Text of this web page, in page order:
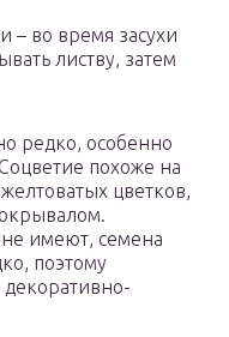
– во время засухи
листву, затем
редко, особенно
похоже на
цветков,
не имеют, семена
поэтому